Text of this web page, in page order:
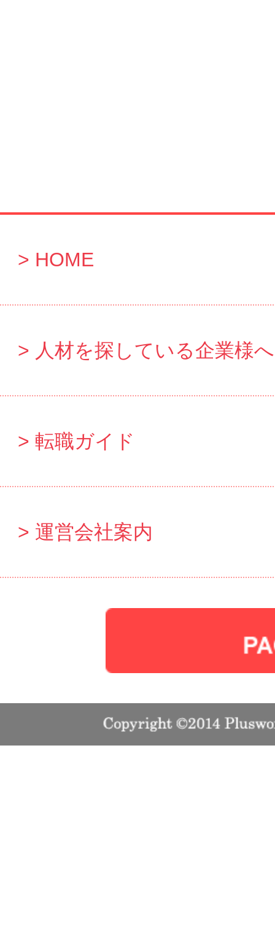
HOME
人材を探している企業様へ
転職ガイド
運営会社案内